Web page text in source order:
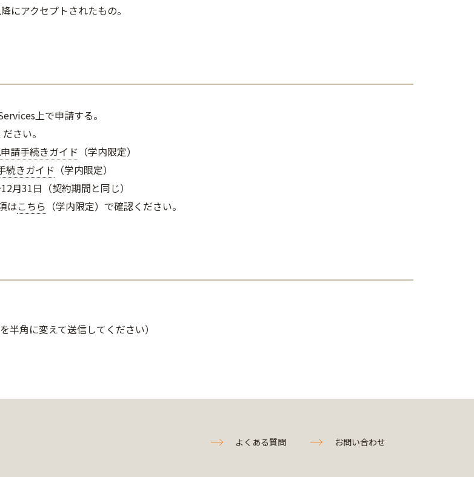
セプトされたもの。
上で申請する。
さい。
請手続きガイド （学内限定）
続きガイド （学内限定）
31日（契約期間と同じ）
はこちら （学内限定）で確認ください。
角に変えて送信してください）
よくある質問 お問い合わせ